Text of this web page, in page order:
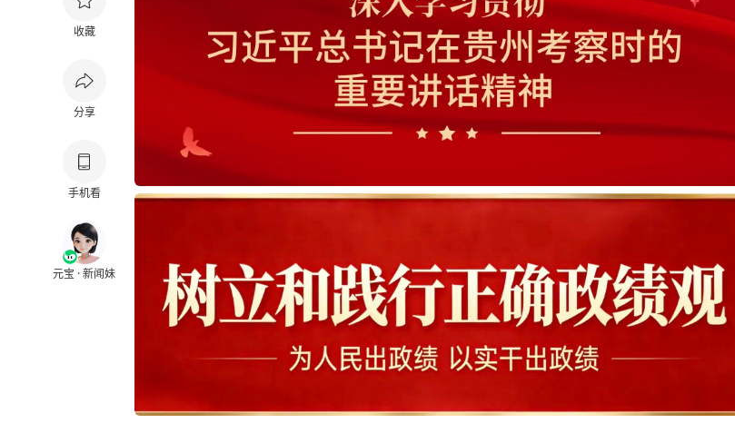
收藏
分享
手机看
元宝 · 新闻妹